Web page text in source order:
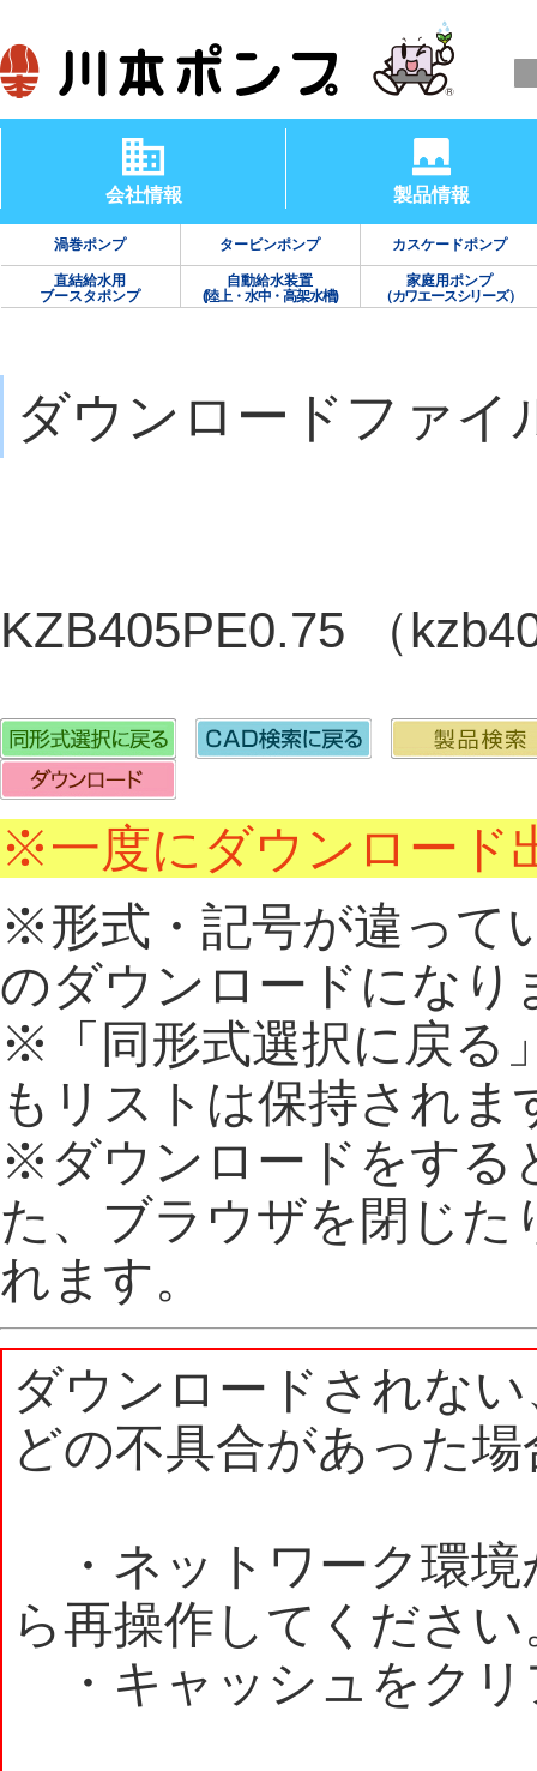
会社情報 製品情報
渦巻ポンプ タービンポンプ カスケードポンプ
直結給水用
ブースタポンプ
自動給水装置
(陸上・水中・高架水槽)
家庭用ポンプ
（カワエースシリーズ）
ダウンロードファイ
KZB405PE0.75 （
※一度にダウンロード
※形式・記号が違って
のダウンロードになり
※「同形式選択に戻る
もリストは保持されま
※ダウンロードをする
た、ブラウザを閉じた
れます。
ダウンロードされな
どの不具合があった
・ネットワーク環境
ら再操作してください
・キャッシュをクリ